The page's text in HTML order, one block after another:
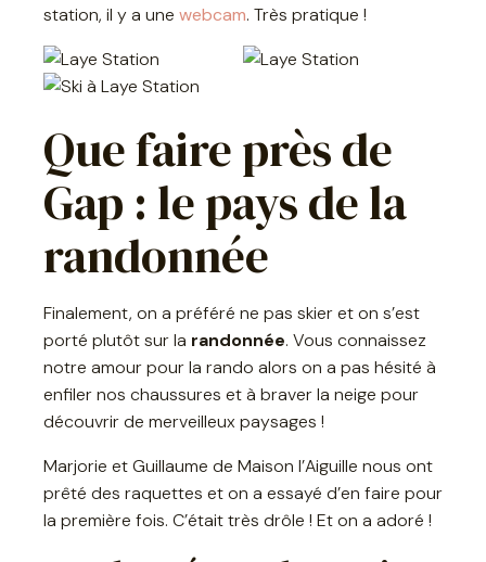
station, il y a une webcam. Très pratique !
Que faire près de
Gap : le pays de la
randonnée
Finalement, on a préféré ne pas skier et on s’est
porté plutôt sur la randonnée. Vous connaissez
notre amour pour la rando alors on a pas hésité à
enfiler nos chaussures et à braver la neige pour
découvrir de merveilleux paysages !
Marjorie et Guillaume de Maison l’Aiguille nous ont
prêté des raquettes et on a essayé d’en faire pour
la première fois. C’était très drôle ! Et on a adoré !